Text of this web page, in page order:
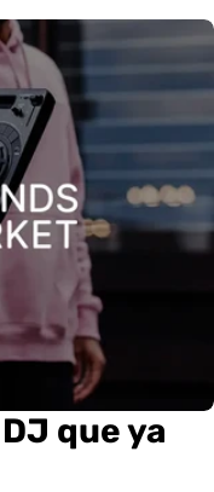
que ya